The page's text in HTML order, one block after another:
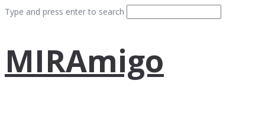
Type and press enter to search
MIRAmigo